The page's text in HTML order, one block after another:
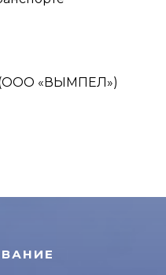
(ООО «ВЫМПЕЛ»)